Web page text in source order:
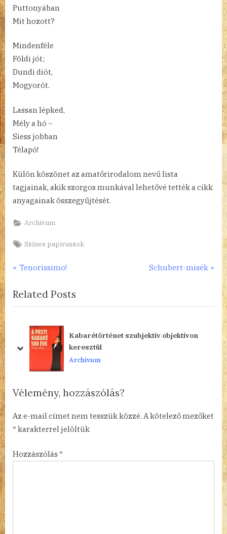
Puttonyában
Mit hozott?
Mindenféle
Földi jót;
Dundi diót,
Mogyorót.
Lassan lépked,
Mély a hó –
Siess jobban
Télapó!
Külön köszönet az amatőrirodalom nevű lista
tagjainak, akik szorgos munkával lehetővé tették a cikk
anyagainak összegyűjtését.
Archívum
Tags:
Színes papiruszok
Bejegyzés
navigáció
P
e
v
u
s
t
:
Tenorissimo!
N
t
o
Schubert-misék
Related Posts
Kabarétörténet szubjektív objektívon
keresztül
Archívum
prev
next
Vélemény, hozzászólás?
Az e-mail címet nem tesszük közzé. A kötelező mezőket
*karakterrel jelöltük
Hozzászólás *